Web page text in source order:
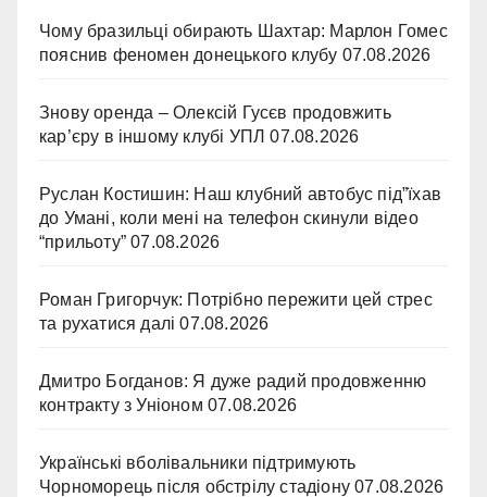
Чому бразильці обирають Шахтар: Марлон Гомес
пояснив феномен донецького клубу 07.08.2026
Знову оренда – Олексій Гусєв продовжить
кар’єру в іншому клубі УПЛ 07.08.2026
Руслан Костишин: Наш клубний автобус під”їхав
до Умані, коли мені на телефон скинули відео
“прильоту” 07.08.2026
Роман Григорчук: Потрібно пережити цей стрес
та рухатися далі 07.08.2026
Дмитро Богданов: Я дуже радий продовженню
контракту з Уніоном 07.08.2026
Українські вболівальники підтримують
Чорноморець після обстрілу стадіону 07.08.2026